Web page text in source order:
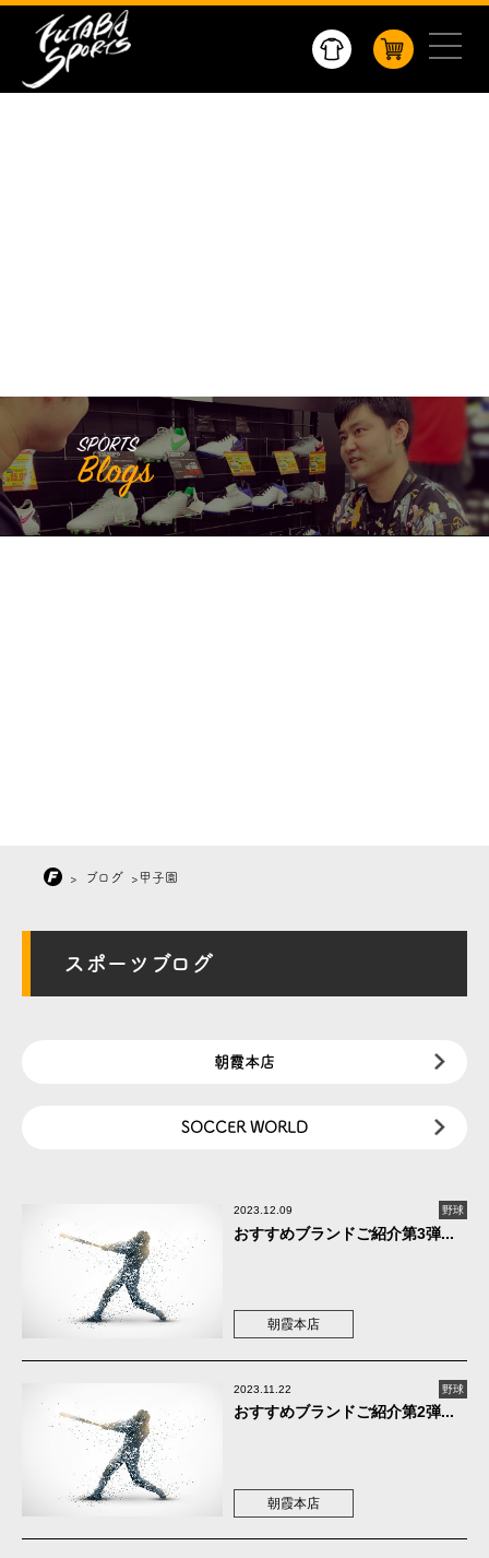
> ブログ > 甲子園
スポーツブログ
朝霞本店
SOCCER WORLD
2023.12.09 野球
おすすめブランドご紹介第3弾...
朝霞本店
2023.11.22 野球
おすすめブランドご紹介第2弾...
朝霞本店